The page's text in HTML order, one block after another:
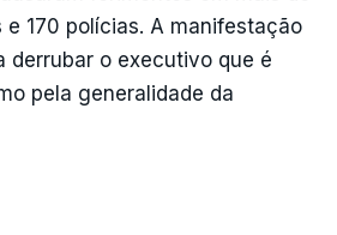
170 polícias. A manifestação
derrubar o executivo que é
pela generalidade da